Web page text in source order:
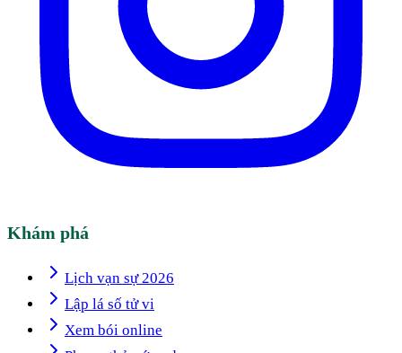
Khám phá
Lịch vạn sự 2026
Lập lá số tử vi
Xem bói online